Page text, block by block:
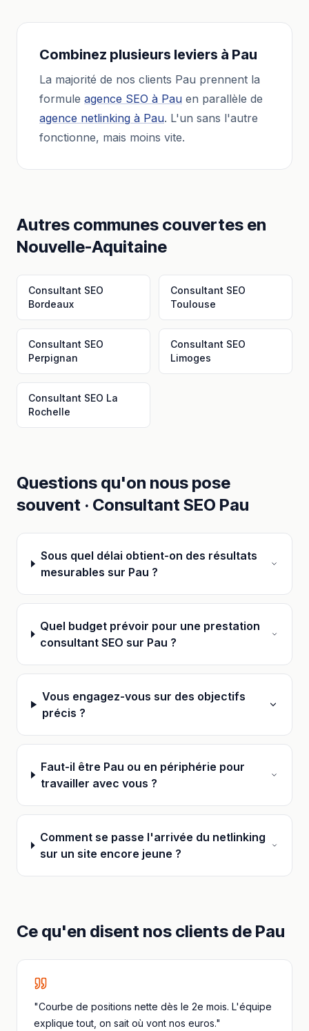
Combinez plusieurs leviers à Pau
La majorité de nos clients Pau prennent la
formule agence SEO à Pau en parallèle de
agence netlinking à Pau. L'un sans l'autre
fonctionne, mais moins vite.
Autres communes couvertes en
Nouvelle-Aquitaine
Consultant SEO
Bordeaux
Consultant SEO
Toulouse
Consultant SEO
Perpignan
Consultant SEO
Limoges
Consultant SEO La
Rochelle
Questions qu'on nous pose
souvent · Consultant SEO Pau
Sous quel délai obtient-on des résultats
mesurables sur Pau ?
Quel budget prévoir pour une prestation
consultant SEO sur Pau ?
Vous engagez-vous sur des objectifs
précis ?
Faut-il être Pau ou en périphérie pour
travailler avec vous ?
Comment se passe l'arrivée du netlinking
sur un site encore jeune ?
Ce qu'en disent nos clients de Pau
"Courbe de positions nette dès le 2e mois. L'équipe
explique tout, on sait où vont nos euros."